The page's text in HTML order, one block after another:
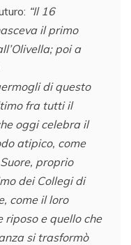
“Il 16
il primo
poi a
di questo
fra tutti il
oggi celebra il
atipico, come
proprio
dei Collegi di
come il loro
riposo e quello che
si trasformò